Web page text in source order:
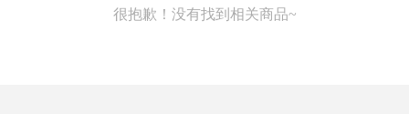
很抱歉！没有找到相关商品~